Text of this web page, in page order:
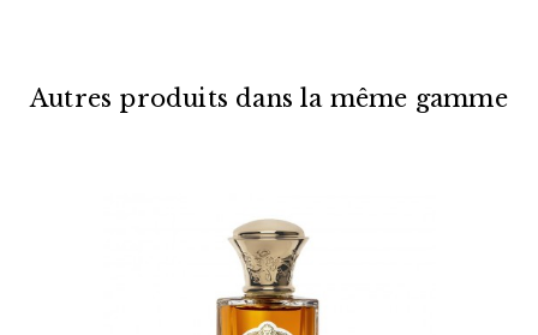
Autres produits dans la même gamme